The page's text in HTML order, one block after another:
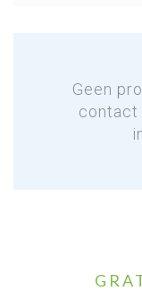
Geen
contact